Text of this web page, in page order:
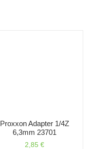
Proxxon Adapter 1/4Z
6,3mm 23701
2,85€